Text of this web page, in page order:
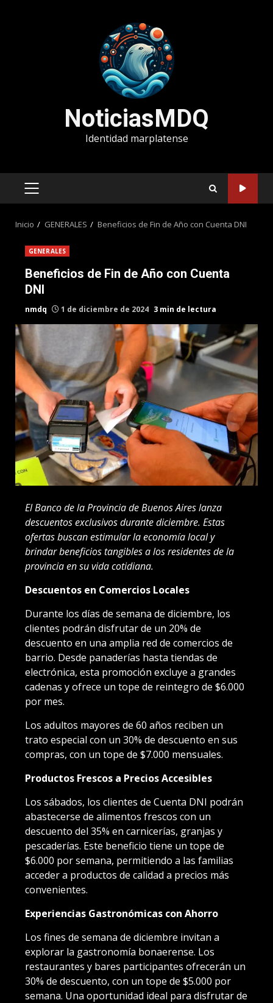
NoticiasMDQ
Identidad marplatense
MENÚ
Inicio GENERALES Beneficios de Fin de Año con Cuenta DNI
GENERALES
Beneficios de Fin de Año con Cuenta
DNI
nmdq 1 de diciembre de 2024 3 min de lectura
El Banco de la Provincia de Buenos Aires lanza
descuentos exclusivos durante diciembre. Estas
ofertas buscan estimular la economía local y
brindar beneficios tangibles a los residentes de la
provincia en su vida cotidiana.
Descuentos en Comercios Locales
Durante los días de semana de diciembre, los
clientes podrán disfrutar de un 20% de
descuento en una amplia red de comercios de
barrio. Desde panaderías hasta tiendas de
electrónica, esta promoción excluye a grandes
cadenas y ofrece un tope de reintegro de $6.000
por mes.
Los adultos mayores de 60 años reciben un
trato especial con un 30% de descuento en sus
compras, con un tope de $7.000 mensuales.
Productos Frescos a Precios Accesibles
Los sábados, los clientes de Cuenta DNI podrán
abastecerse de alimentos frescos con un
descuento del 35% en carnicerías, granjas y
pescaderías. Este beneficio tiene un tope de
$6.000 por semana, permitiendo a las familias
acceder a productos de calidad a precios más
convenientes.
Experiencias Gastronómicas con Ahorro
Los fines de semana de diciembre invitan a
explorar la gastronomía bonaerense. Los
restaurantes y bares participantes ofrecerán un
30% de descuento, con un tope de $5.000 por
semana. Una oportunidad ideal para disfrutar de